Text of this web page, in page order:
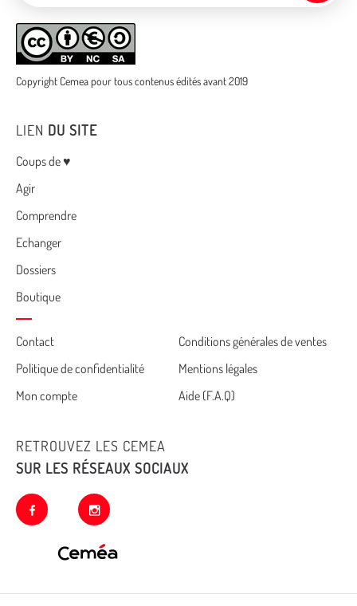
Copyright Cemea pour tous contenus édités avant 2019
LIEN DU SITE
Menu
Coups de ♥
Agir
Comprendre
Echanger
Dossiers
Boutique
Cemea
footer
Contact
Conditions générales de ventes
Politique de confidentialité
Mentions légales
Mon compte
Aide (F.A.Q)
RETROUVEZ LES CEMEA
SUR LES RÉSEAUX SOCIAUX
facebook instagram